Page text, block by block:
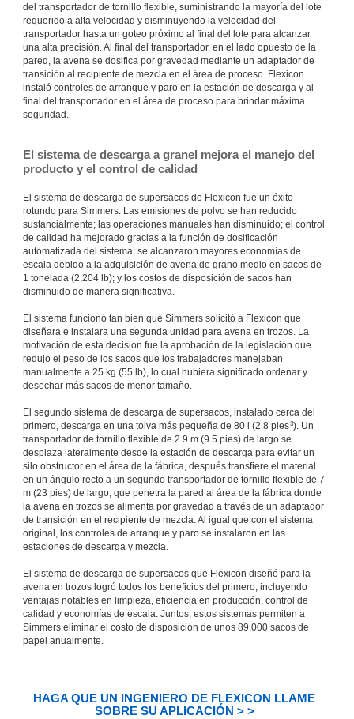
del transportador de tornillo flexible, suministrando la mayoría del lote
requerido a alta velocidad y disminuyendo la velocidad del
transportador hasta un goteo próximo al final del lote para alcanzar
una alta precisión. Al final del transportador, en el lado opuesto de la
pared, la avena se dosifica por gravedad mediante un adaptador de
transición al recipiente de mezcla en el área de proceso. Flexicon
instaló controles de arranque y paro en la estación de descarga y al
final del transportador en el área de proceso para brindar máxima
seguridad.
El sistema de descarga a granel mejora el manejo del
producto y el control de calidad
El sistema de descarga de supersacos de Flexicon fue un éxito
rotundo para Simmers. Las emisiones de polvo se han reducido
sustancialmente; las operaciones manuales han disminuido; el control
de calidad ha mejorado gracias a la función de dosificación
automatizada del sistema; se alcanzaron mayores economías de
escala debido a la adquisición de avena de grano medio en sacos de
1 tonelada (2,204 lb); y los costos de disposición de sacos han
disminuido de manera significativa.
El sistema funcionó tan bien que Simmers solicitó a Flexicon que
diseñara e instalara una segunda unidad para avena en trozos. La
motivación de esta decisión fue la aprobación de la legislación que
redujo el peso de los sacos que los trabajadores manejaban
manualmente a 25 kg (55 lb), lo cual hubiera significado ordenar y
desechar más sacos de menor tamaño.
El segundo sistema de descarga de supersacos, instalado cerca del
primero, descarga en una tolva más pequeña de 80 l (2.8 pies3). Un
transportador de tornillo flexible de 2.9 m (9.5 pies) de largo se
desplaza lateralmente desde la estación de descarga para evitar un
silo obstructor en el área de la fábrica, después transfiere el material
en un ángulo recto a un segundo transportador de tornillo flexible de 7
m (23 pies) de largo, que penetra la pared al área de la fábrica donde
la avena en trozos se alimenta por gravedad a través de un adaptador
de transición en el recipiente de mezcla. Al igual que con el sistema
original, los controles de arranque y paro se instalaron en las
estaciones de descarga y mezcla.
El sistema de descarga de supersacos que Flexicon diseñó para la
avena en trozos logró todos los beneficios del primero, incluyendo
ventajas notables en limpieza, eficiencia en producción, control de
calidad y economías de escala. Juntos, estos sistemas permiten a
Simmers eliminar el costo de disposición de unos 89,000 sacos de
papel anualmente.
HAGA QUE UN INGENIERO DE FLEXICON LLAME
SOBRE SU APLICACIÓN > >